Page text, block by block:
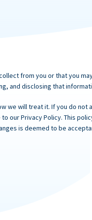
from you or that you
and disclosing that
we will treat it. If you do not
our Privacy Policy. This
is deemed to be